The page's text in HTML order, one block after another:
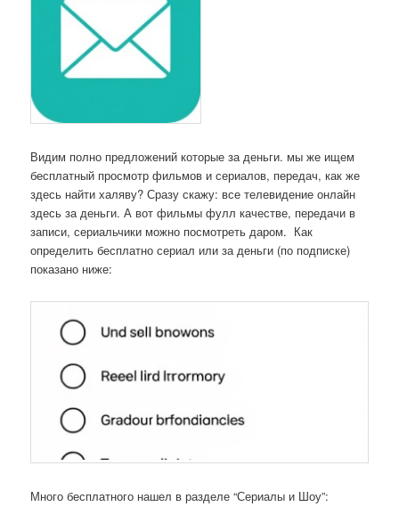
Видим полно предложений которые за деньги. мы же ищем
бесплатный просмотр фильмов и сериалов, передач, как же
здесь найти халяву? Сразу скажу: все телевидение онлайн
здесь за деньги. А вот фильмы фулл качестве, передачи в
записи, сериальчики можно посмотреть даром. Как
определить бесплатно сериал или за деньги (по подписке)
показано ниже:
Много бесплатного нашел в разделе “Сериалы и Шоу”: